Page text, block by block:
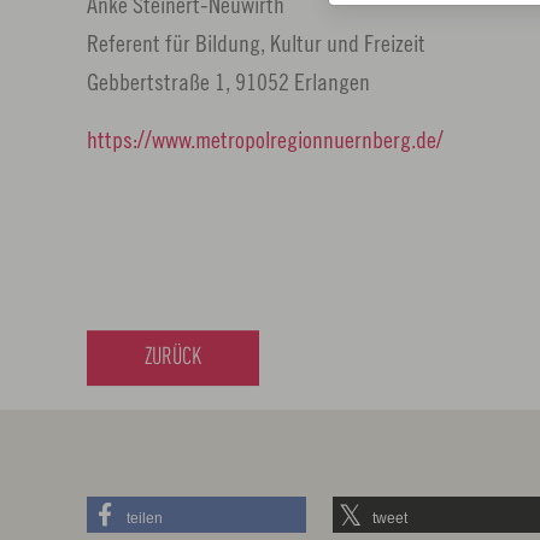
Referent für Bildung, Kultur und Freizeit
Gebbertstraße 1, 91052 Erlangen
https://www.metropolregionnuernberg.de/
ZURÜCK
teilen tweet